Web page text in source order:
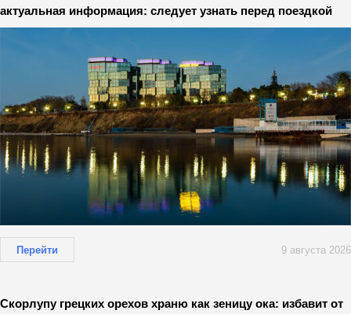
актуальная информация: следует узнать перед поездкой
Перейти 9 августа 2026
Скорлупу грецких орехов храню как зеницу ока: избавит от